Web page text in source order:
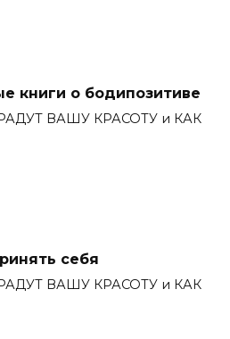
книги о бодипозитиве
ВАШУ КРАСОТУ и КАК
себя
ВАШУ КРАСОТУ и КАК